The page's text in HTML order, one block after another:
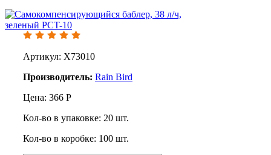
Артикул: X73010
Производитель: Rain Bird
Цена: 366 Р
Кол-во в упаковке: 20 шт.
Кол-во в коробке: 100 шт.